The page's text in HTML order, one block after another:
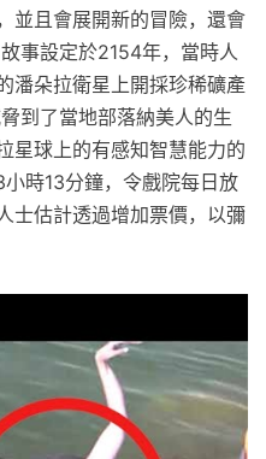
並且會展開新的冒險，還會
事設定於2154年，當時人
潘朵拉衛星上開採珍稀礦產
到了當地部落納美人的生
星球上的有感知智慧能力的
時13分鐘，令戲院每日放
士估計透過增加票價，以彌